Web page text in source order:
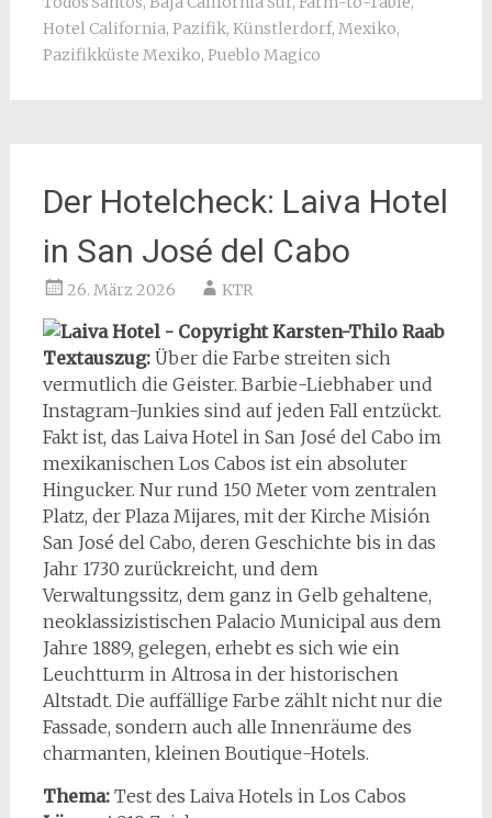
Hotel California, Pazifik, Künstlerdorf, Mexiko,
Pazifikküste Mexiko, Pueblo Magico
Der Hotelcheck: Laiva Hotel
in San José del Cabo
26. März 2026 KTR
Textauszug: Über die Farbe streiten sich
vermutlich die Geister. Barbie-Liebhaber und
Instagram-Junkies sind auf jeden Fall entzückt.
Fakt ist, das Laiva Hotel in San José del Cabo im
mexikanischen Los Cabos ist ein absoluter
Hingucker. Nur rund 150 Meter vom zentralen
Platz, der Plaza Mijares, mit der Kirche Misión
San José del Cabo, deren Geschichte bis in das
Jahr 1730 zurückreicht, und dem
Verwaltungssitz, dem ganz in Gelb gehaltene,
neoklassizistischen Palacio Municipal aus dem
Jahre 1889, gelegen, erhebt es sich wie ein
Leuchtturm in Altrosa in der historischen
Altstadt. Die auffällige Farbe zählt nicht nur die
Fassade, sondern auch alle Innenräume des
charmanten, kleinen Boutique-Hotels.
Thema: Test des Laiva Hotels in Los Cabos